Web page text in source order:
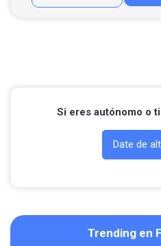
Si eres autónomo o
Date de
Trending en